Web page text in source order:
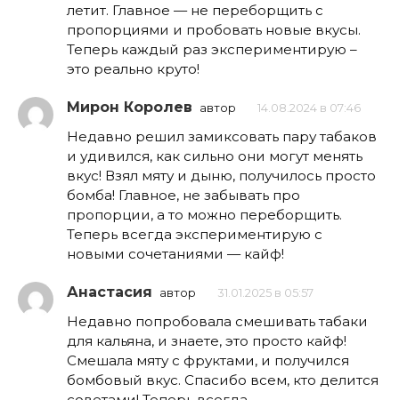
летит. Главное — не переборщить с
пропорциями и пробовать новые вкусы.
Теперь каждый раз экспериментирую –
это реально круто!
Мирон Королев автор 14.08.2024 в 07:46
Недавно решил замиксовать пару табаков
и удивился, как сильно они могут менять
вкус! Взял мяту и дыню, получилось просто
бомба! Главное, не забывать про
пропорции, а то можно переборщить.
Теперь всегда экспериментирую с
новыми сочетаниями — кайф!
Анастасия автор 31.01.2025 в 05:57
Недавно попробовала смешивать табаки
для кальяна, и знаете, это просто кайф!
Смешала мяту с фруктами, и получился
бомбовый вкус. Спасибо всем, кто делится